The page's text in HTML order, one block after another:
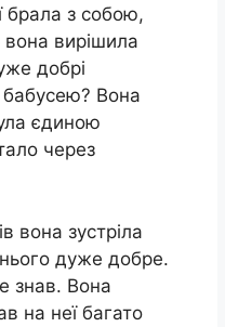
брала з собою,
вона вирішила
добрі
бабусею? Вона
єдиною
через
вона зустріла
дуже добре.
знав. Вона
на неї багато